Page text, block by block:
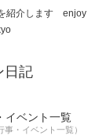
紹介します enjoy
日記
イベント一覧
事・イベント一覧）